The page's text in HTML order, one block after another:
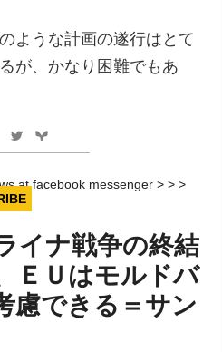
ような計画の遂行はとて
が、かなり困難でもあ
at facebook messenger > > >
イナ戦争の終結
ＥＵはモルドバ
慮できる＝サン